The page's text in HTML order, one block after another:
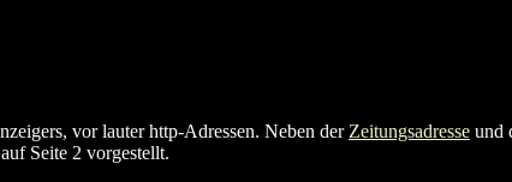
vor lauter http-Adressen. Neben derZeitungsadresse und
Seite 2 vorgestellt.